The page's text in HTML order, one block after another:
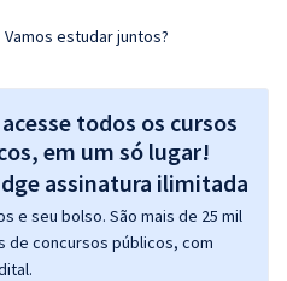
estudar juntos?
todos os cursos
em um só lugar!
e seu bolso. São mais de 25 mil
de concursos públicos, com